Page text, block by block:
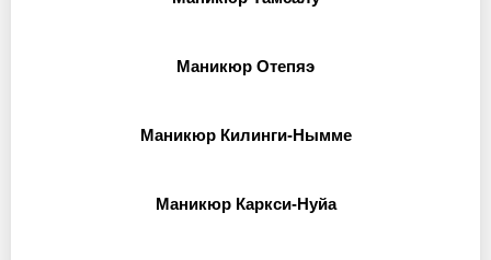
Маникюр Отепяэ
Маникюр Килинги-Нымме
Маникюр Каркси-Нуйа